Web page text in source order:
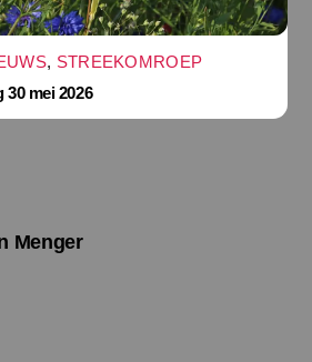
, STREEKOMROEP
mei 2026
Menger